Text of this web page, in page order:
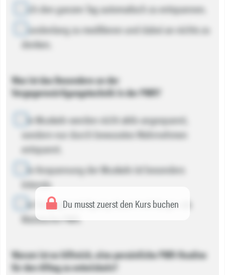
Du musst zuerst den Kurs buchen
Sich den ganzen Tag automatisch zu entspannen.
Stundenlang zu meditieren und dabei an nichts zu
denken.
Was ist das Besondere an der
Vergegenwärtigungstechnik in der PMR?
Die Muskeln werden nicht aktiv angespannt,
sondern nur durch bewusstes Wahrnehmen
entspannt.
Die Anspannung der Muskeln ist besonders
intensiv.
Die Vergegenwärtigung dauert viel länger als
klassische PMR.
Warum ist es hilfreich, eine persönliche PMR-Routine
für den Alltag zu entwickeln?